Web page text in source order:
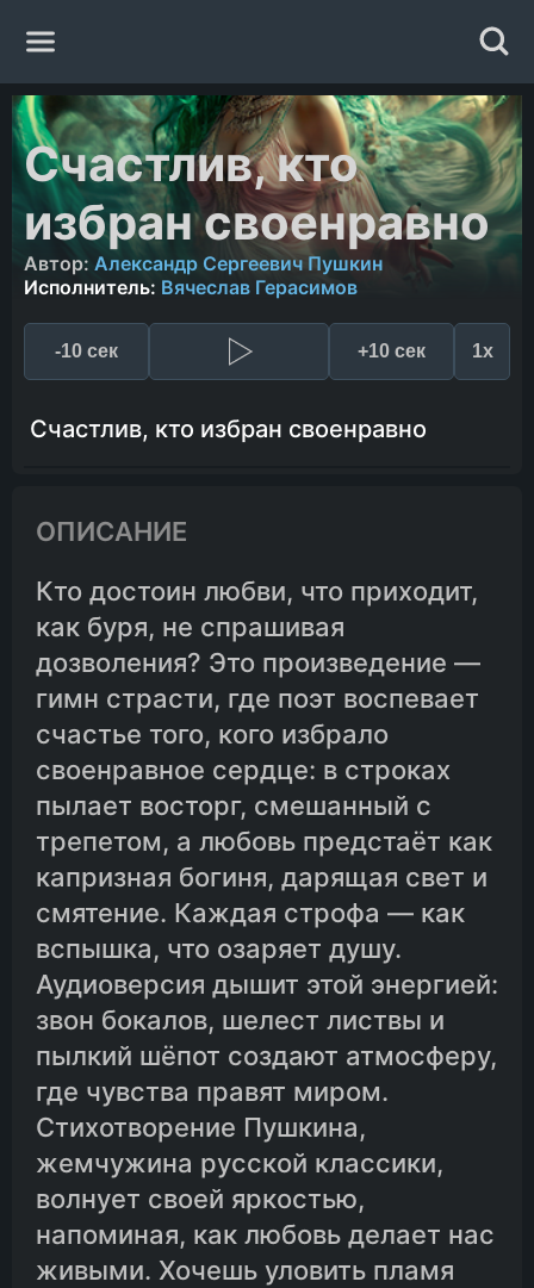
Главная
Жанры
Авторы
Исполнители
Счастлив, кто
избран своенравно
Автор: Александр Сергеевич Пушкин
Исполнитель: Вячеслав Герасимов
-10 сек +10 сек 1x
Счастлив, кто избран своенравно
ОПИСАНИЕ
Кто достоин любви, что приходит,
как буря, не спрашивая
дозволения? Это произведение —
гимн страсти, где поэт воспевает
счастье того, кого избрало
своенравное сердце: в строках
пылает восторг, смешанный с
трепетом, а любовь предстаёт как
капризная богиня, дарящая свет и
смятение. Каждая строфа — как
вспышка, что озаряет душу.
Аудиоверсия дышит этой энергией:
звон бокалов, шелест листвы и
пылкий шёпот создают атмосферу,
где чувства правят миром.
Стихотворение Пушкина,
жемчужина русской классики,
волнует своей яркостью,
напоминая, как любовь делает нас
живыми. Хочешь уловить пламя